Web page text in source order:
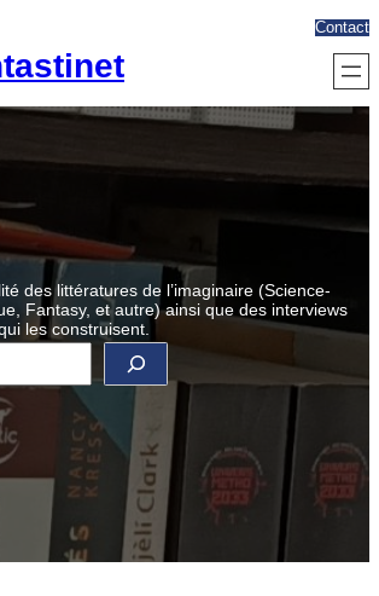
Contact
des littératures de l’imaginaire (Science-
Fantasy, et autre) ainsi que des interviews
les construisent.